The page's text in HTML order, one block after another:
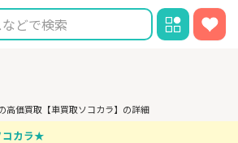
高価買取【車買取ソコカラ】の詳細
コカラ★